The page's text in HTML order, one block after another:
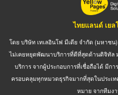
ไทยแลนด์ เยล
โดย บริษัท เทเลอินโฟ มีเดีย จำกัด (มหาชน
ไม่เคยหยุดพัฒนาบริการที่ดีที่สุดด้านดิจิทัล
บริการ จากผู้ประกอบการที่เชื่อถือได้ มีก
ครอบคลุมทุกหมวดธุรกิจมากที่สุดในประเ
หมาย จากทีมง